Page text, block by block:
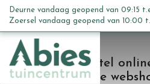
n
Bestel
onze
Deurne vandaag geopend van 09:15
Zoersel vandaag geopend van 10:00